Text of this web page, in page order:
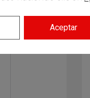
Aceptar